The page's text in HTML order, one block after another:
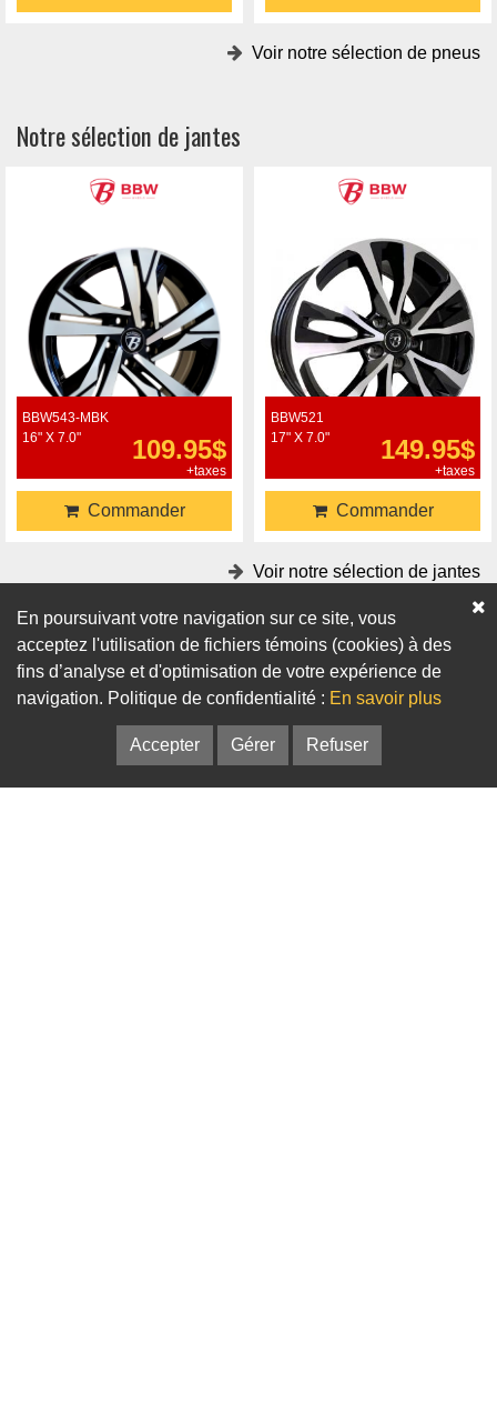
Voir notre sélection de pneus
Notre sélection de jantes
BBW543-MBK
16" X 7.0"
109.95$
+taxes
Commander
BBW521
17" X 7.0"
149.95$
+taxes
Commander
Voir notre sélection de jantes
Accessoires
Adaptateurs Bagues de centrage
En poursuivant votre navigation sur ce site, vous
acceptez l'utilisation de fichiers témoins (cookies) à des
fins d’analyse et d'optimisation de votre expérience de
navigation. Politique de confidentialité : En savoir plus
Accepter Gérer Refuser